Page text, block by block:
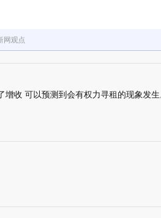
网观点
增收 可以预测到会有权力寻租的现象发